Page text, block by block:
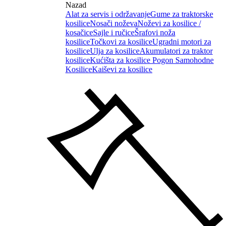
Nazad
Alat za servis i održavanjeGume za traktorske
kosiliceNosači noževaNoževi za kosilice /
kosačiceSajle i ručiceŠrafovi noža
kosiliceTočkovi za kosiliceUgradni motori za
kosiliceUlja za kosiliceAkumulatori za traktor
kosiliceKućišta za kosilice Pogon Samohodne
KosiliceKaiševi za kosilice